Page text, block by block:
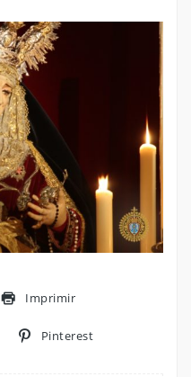
Imprimir
Pinterest